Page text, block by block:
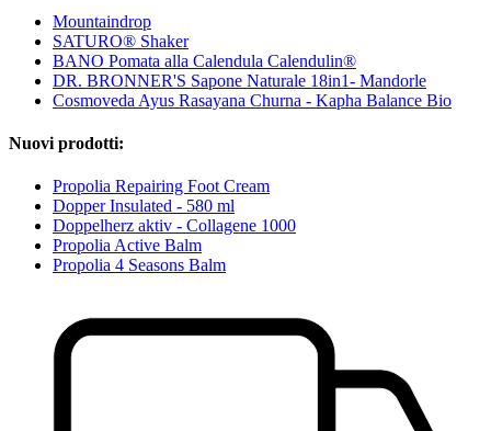
Mountaindrop
SATURO® Shaker
BANO Pomata alla Calendula Calendulin®
DR. BRONNER'S Sapone Naturale 18in1- Mandorle
Cosmoveda Ayus Rasayana Churna - Kapha Balance Bio
Nuovi prodotti:
Propolia Repairing Foot Cream
Dopper Insulated - 580 ml
Doppelherz aktiv - Collagene 1000
Propolia Active Balm
Propolia 4 Seasons Balm